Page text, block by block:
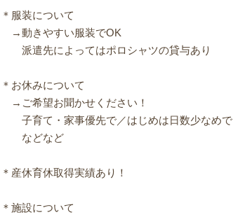
＊服装について
→動きやすい服装でOK
派遣先によってはポロシャツの貸与あり
＊お休みについて
→ご希望お聞かせください！
子育て・家事優先で／はじめは日数少なめで
などなど
＊産休育休取得実績あり！
＊施設について